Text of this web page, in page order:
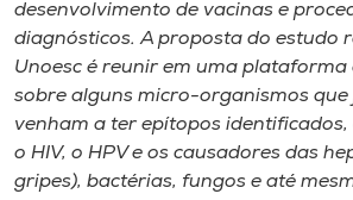
Selecione
o idioma
A+
A-
desenvolvimento de vacinas e
diagnósticos. A proposta do estudo
Unoesc é reunir em uma plataforma
sobre alguns micro-organismos
venham a ter epítopos identificados,
o HIV, o HPV e os causadores das
gripes), bactérias, fungos e até